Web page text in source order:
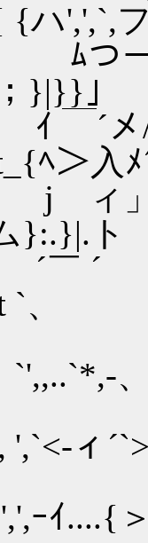
{ハ',',`,
二
}|}}」
/
ﾍ＞入ﾒ
ﾚ
}:.}|.ト
ィ
ｰｲ